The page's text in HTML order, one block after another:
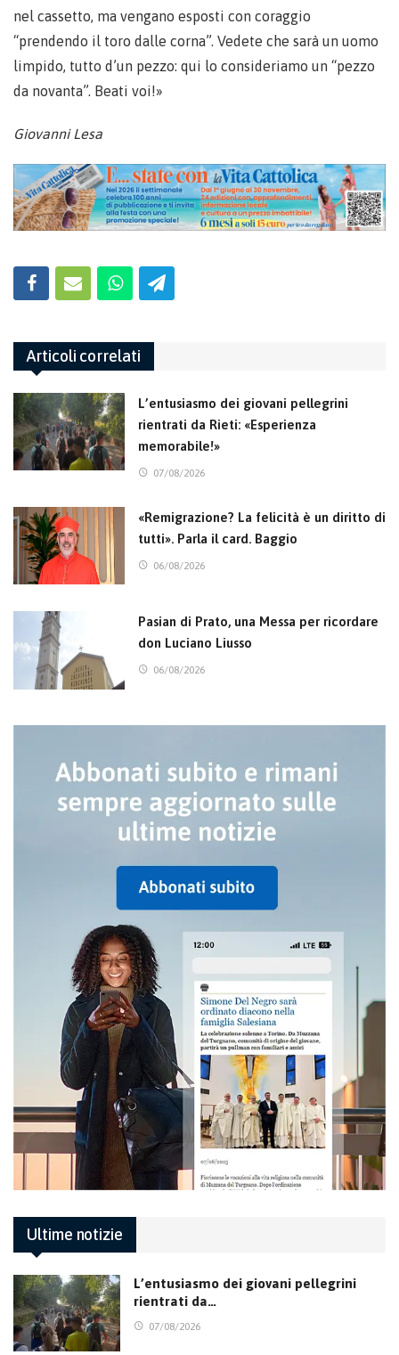
nel cassetto, ma vengano esposti con coraggio
“prendendo il toro dalle corna”. Vedete che sarà un uomo
limpido, tutto d’un pezzo: qui lo consideriamo un “pezzo
da novanta”. Beati voi!»
Giovanni Lesa
Articoli correlati
L’entusiasmo dei giovani pellegrini
rientrati da Rieti: «Esperienza
memorabile!»
07/08/2026
«Remigrazione? La felicità è un diritto di
tutti». Parla il card. Baggio
06/08/2026
Pasian di Prato, una Messa per ricordare
don Luciano Liusso
06/08/2026
Ultime notizie
L’entusiasmo dei giovani pellegrini
rientrati da…
07/08/2026